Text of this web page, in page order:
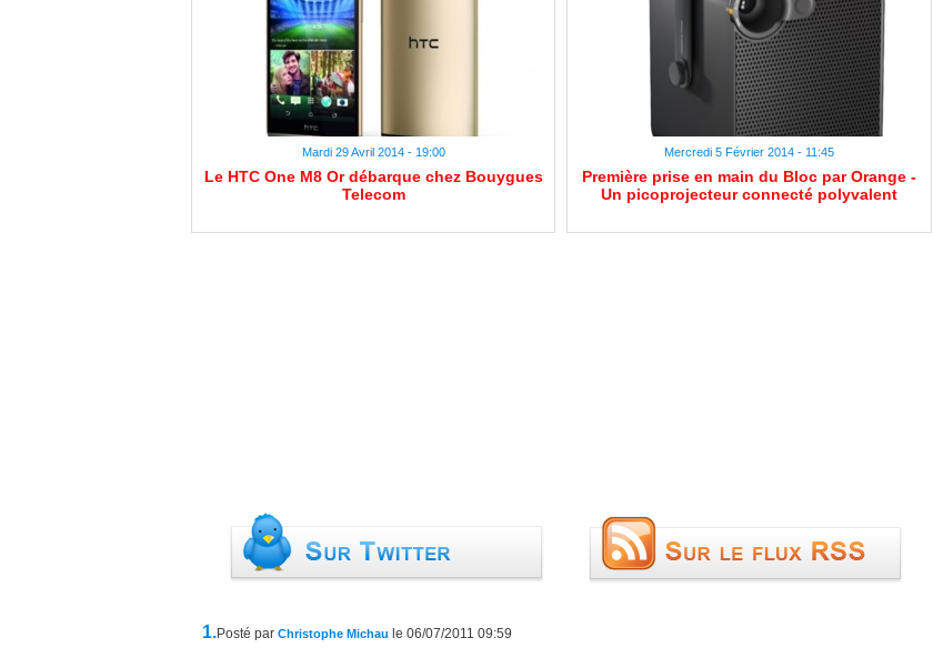
Mardi 29 Avril 2014 - 19:00
Le HTC One M8 Or débarque chez Bouygues
Telecom
Mercredi 5 Février 2014 - 11:45
Première prise en main du Bloc par Orange -
Un picoprojecteur connecté polyvalent
1.Posté par Christophe Michau le 06/07/2011 09:59